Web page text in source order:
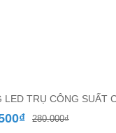
LED TRỤ CÔNG SUẤT
280.000₫Giá
₫
Giá